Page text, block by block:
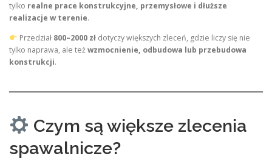
tylko realne prace konstrukcyjne, przemysłowe i dłuższe
realizacje w terenie.
Przedział 800–2000 złdotyczy większych zleceń, gdzie liczy się nie
tylko naprawa, ale teżwzmocnienie, odbudowa lub przebudowa
konstrukcji.
Czym są większe zlecenia
spawalnicze?